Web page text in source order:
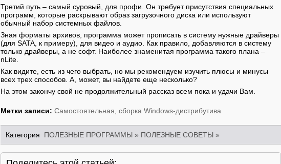
Третий путь – самый суровый, для профи. Он требует присутствия специальных
программ, которые раскрывают образ загрузочного диска или используют
обычный набор системных файлов.
Зная форматы архивов, программа может прописать в систему нужные драйверы
(для SATA, к примеру), для видео и аудио. Как правило, добавляются в систему
только драйверы, а не софт. Наиболее знаменитая программа такого плана –
nLite.
Как видите, есть из чего выбрать, но мы рекомендуем изучить плюсы и минусы
всех трех способов. А, может, вы найдете еще несколько?
На этом закончу свой не продолжительный рассказ всем пока и удачи Вам.
Метки записи: Самостоятельная сборка Windows-дистрибутива
Категория ПОЛЕЗНЫЕ ПРОГРАММЫ » ПОЛЕЗНЫЕ СОВЕТЫ »